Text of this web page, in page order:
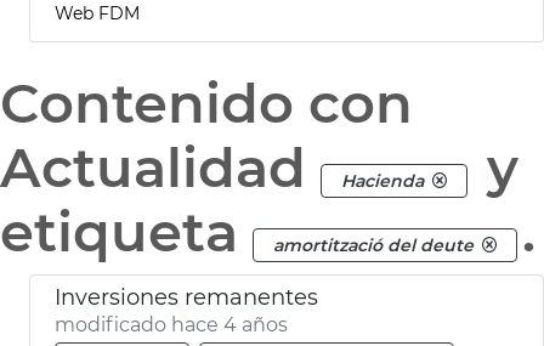
Web FDM
Contenido con
Actualidad
Hacienda
y
etiqueta
amortització del deute .
Inversiones remanentes
modificado hace 4 años